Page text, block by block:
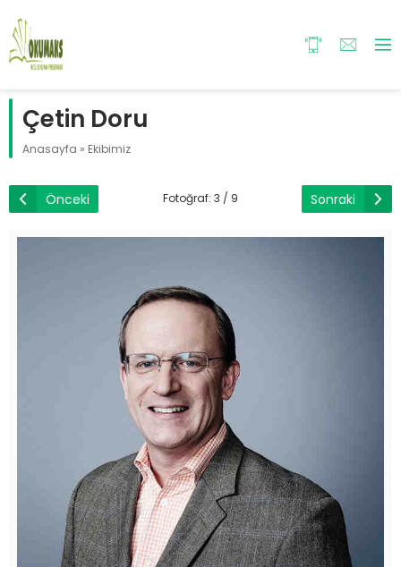
Çetin Doru
Anasayfa » Ekibimiz
Önceki Fotoğraf: 3 / 9 Sonraki